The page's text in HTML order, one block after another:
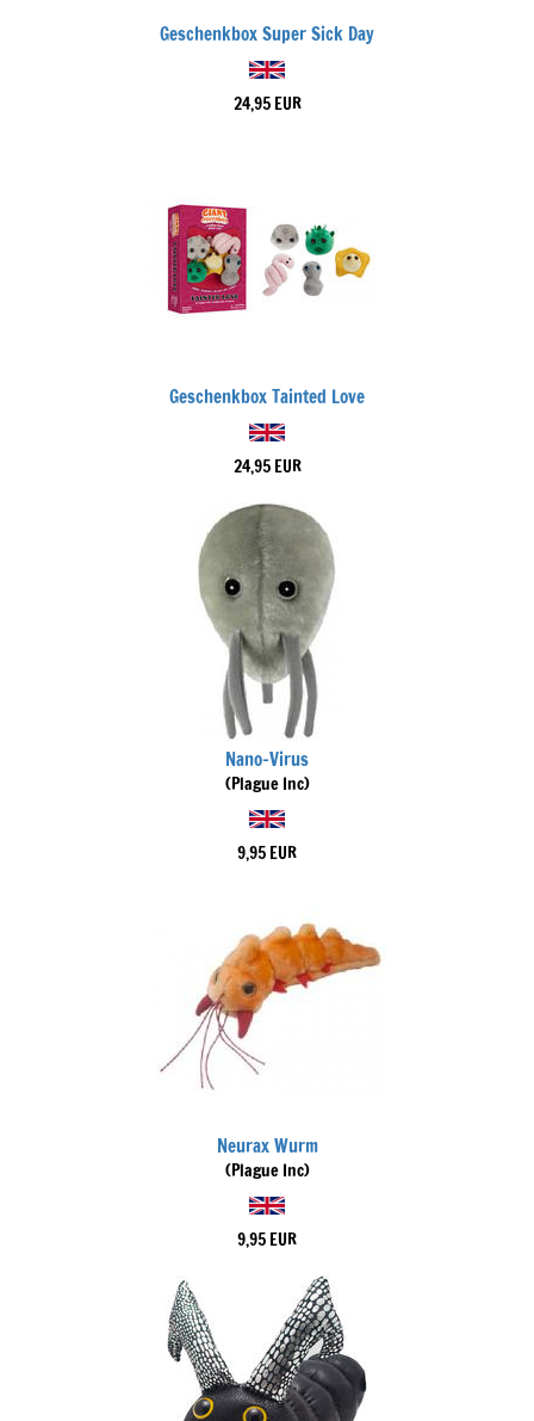
Geschenkbox Super Sick Day
24,95 EUR
Geschenkbox Tainted Love
24,95 EUR
Nano-Virus
(Plague Inc)
9,95 EUR
Neurax Wurm
(Plague Inc)
9,95 EUR